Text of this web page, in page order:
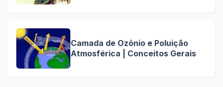
Camada de Ozônio e Poluição
Atmosférica | Conceitos Gerais